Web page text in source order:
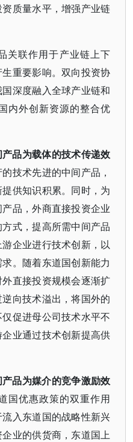
质量水平，增强产业链
关联作用于产业链上下
重要影响。双向投资协
深度融入全球产业链和
内外创新资源的整合优
品为载体的技术传递效
技术先进的中间产品，
供知识积累。同时，为
品，外商直接投资企业
式，提高所需中间产品
企业进行技术创新，以
。随着东道国创新能力
直接投资规模会逐渐扩
向技术溢出，将国外的
促进母公司技术水平不
业通过技术创新提高供
品为媒介的竞争激励效
国优惠政策的双重作用
入东道国的战略性新兴
业的供货商，东道国上